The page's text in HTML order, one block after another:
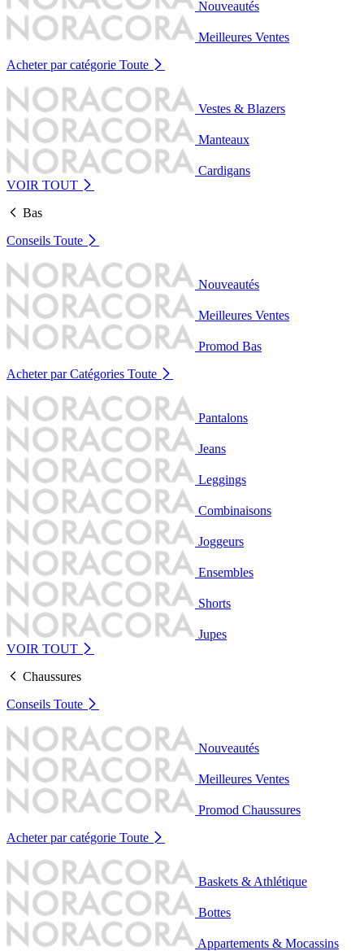
Nouveautés
Meilleures Ventes
Acheter par catégorie Toute
Vestes & Blazers
Manteaux
Cardigans
VOIR TOUT
Bas
Conseils Toute
Nouveautés
Meilleures Ventes
Promod Bas
Acheter par Catégories Toute
Pantalons
Jeans
Leggings
Combinaisons
Joggeurs
Ensembles
Shorts
Jupes
VOIR TOUT
Chaussures
Conseils Toute
Nouveautés
Meilleures Ventes
Promod Chaussures
Acheter par catégorie Toute
Baskets & Athlétique
Bottes
Appartements & Mocassins